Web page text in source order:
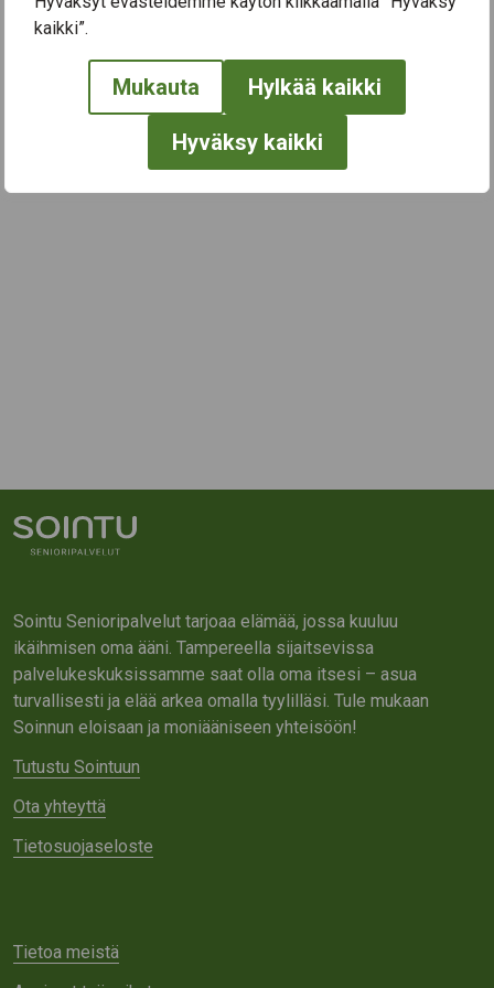
kaikki”.
Mukauta Hylkää kaikki
Hyväksy kaikki
Sointu Senioripalvelut tarjoaa elämää, jossa kuuluu
ikäihmisen oma ääni. Tampereella sijaitsevissa
palvelukeskuksissamme saat olla oma itsesi – asua
turvallisesti ja elää arkea omalla tyylilläsi. Tule mukaan
Soinnun eloisaan ja moniääniseen yhteisöön!
Tutustu Sointuun
Ota yhteyttä
Tietosuojaseloste
Tietoa meistä